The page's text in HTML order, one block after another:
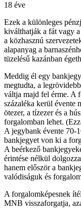
18 éve
Ezek a különleges
kiválthatják a fát vagy
a közhasznú
alapanyag a
tüzelésű kazánban
Meddig él egy
megtudta, a
váltja majd fel érme. A
százaléka kerül évente
ötezer, a tízezer és a
forgalomban lehet.
A jegybank évente 70-
bankjegyet von ki a
A beérkező
érintése nélkül
hanem először a
valódiságuk és
A forgalomképesnek
MNB visszaforgatja,